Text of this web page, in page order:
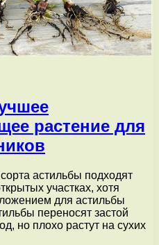
растение для
астильбы подходят
участках, хотя
для астильбы
переносят застой
но плохо растут на сухих